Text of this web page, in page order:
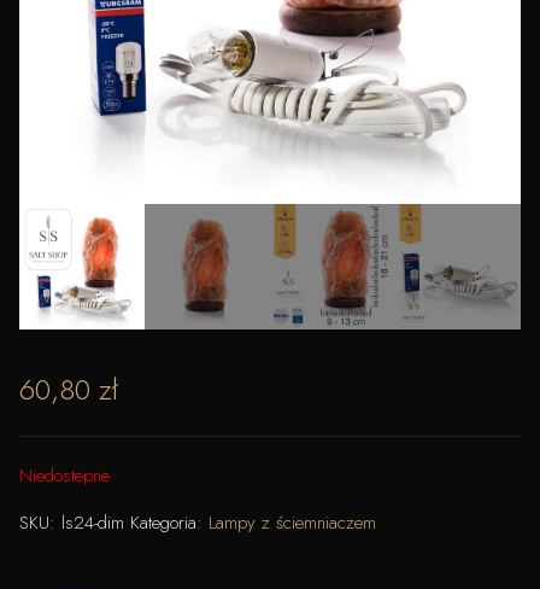
60,80 zł
Niedostepne
SKU: ls24-dim Kategoria: Lampy z ściemniaczem